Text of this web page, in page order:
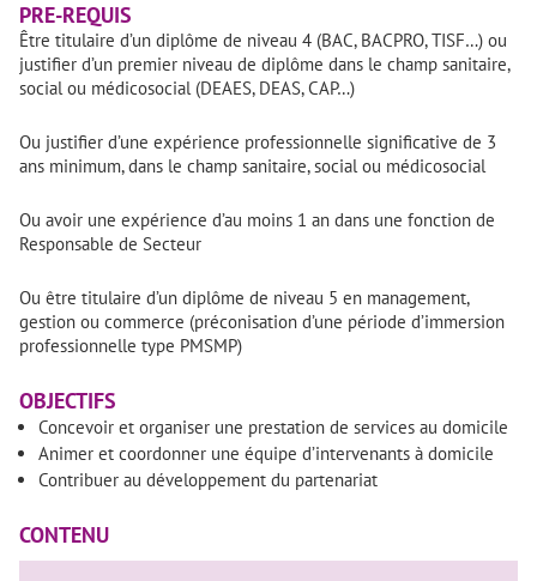
PRE-REQUIS
Être titulaire d’un diplôme de niveau 4 (BAC, BACPRO, TISF…) ou
justifier d’un premier niveau de diplôme dans le champ sanitaire,
social ou médicosocial (DEAES, DEAS, CAP…)
Ou justifier d’une expérience professionnelle significative de 3
ans minimum, dans le champ sanitaire, social ou médicosocial
Ou avoir une expérience d’au moins 1 an dans une fonction de
Responsable de Secteur
Ou être titulaire d’un diplôme de niveau 5 en management,
gestion ou commerce (préconisation d’une période d’immersion
professionnelle type PMSMP)
OBJECTIFS
Concevoir et organiser une prestation de services au domicile
Animer et coordonner une équipe d’intervenants à domicile
Contribuer au développement du partenariat
CONTENU